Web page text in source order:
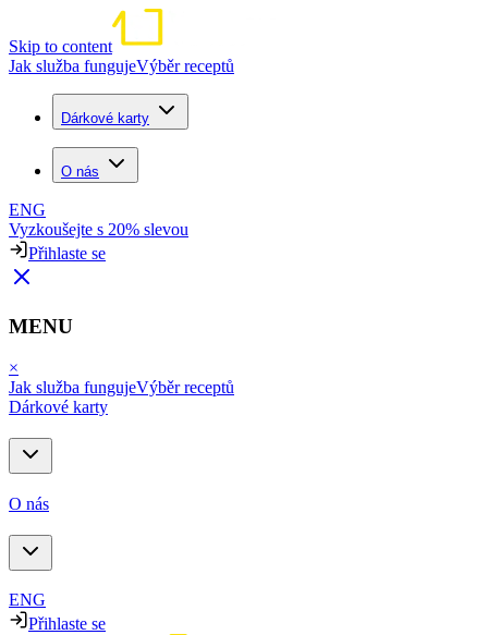
Skip to content
Jak služba fungujeVýběr receptů
Dárkové karty
O nás
ENG
Vyzkoušejte s 20% slevou
Přihlaste se
MENU
×
Jak služba fungujeVýběr receptů
Dárkové karty
O nás
ENG
Přihlaste se